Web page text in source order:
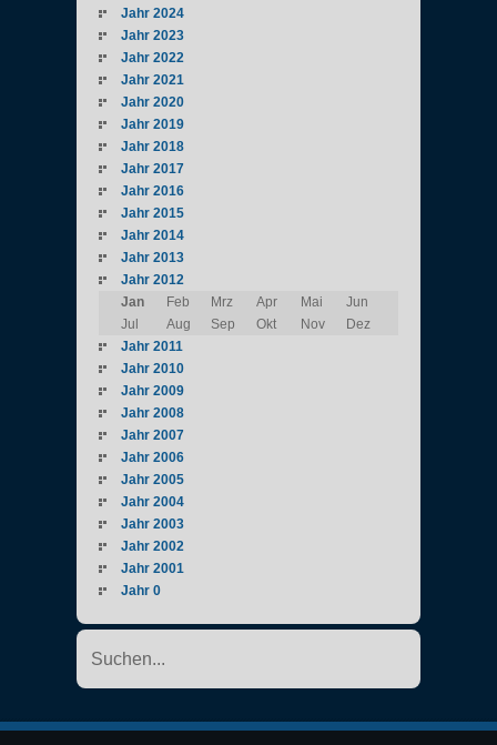
Jahr 2024
Jahr 2023
Jahr 2022
Jahr 2021
Jahr 2020
Jahr 2019
Jahr 2018
Jahr 2017
Jahr 2016
Jahr 2015
Jahr 2014
Jahr 2013
Jahr 2012
Jan
Feb Mrz Apr Mai
Jun
Jul
Aug Sep Okt Nov
Dez
Jahr 2011
Jahr 2010
Jahr 2009
Jahr 2008
Jahr 2007
Jahr 2006
Jahr 2005
Jahr 2004
Jahr 2003
Jahr 2002
Jahr 2001
Jahr 0